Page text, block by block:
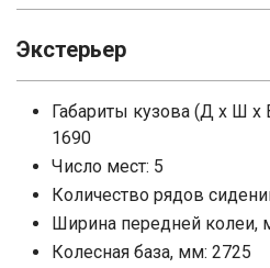
Экстерьер
Габариты кузова (Д x Ш x
1690
Число мест: 5
Количество рядов
Ширина передней колеи,
Колесная база, мм: 2725